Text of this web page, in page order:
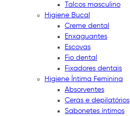
Talcos masculino
Higiene Bucal
Creme dental
Enxaguantes
Escovas
Fio dental
Fixadores dentais
Higiene Íntima Feminina
Absorventes
Ceras e depilatórios
Sabonetes íntimos